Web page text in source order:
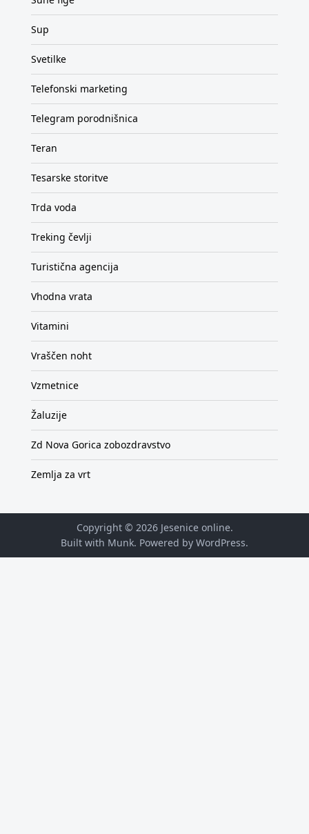
Sup
Svetilke
Telefonski marketing
Telegram porodnišnica
Teran
Tesarske storitve
Trda voda
Treking čevlji
Turistična agencija
Vhodna vrata
Vitamini
Vraščen noht
Vzmetnice
Žaluzije
Zd Nova Gorica zobozdravstvo
Zemlja za vrt
Copyright © 2026 Jesenice online.
Built with Munk. Powered by WordPress.